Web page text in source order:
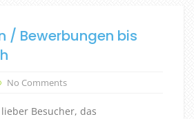
/ Bewerbungen bis
No Comments
Besucher, das